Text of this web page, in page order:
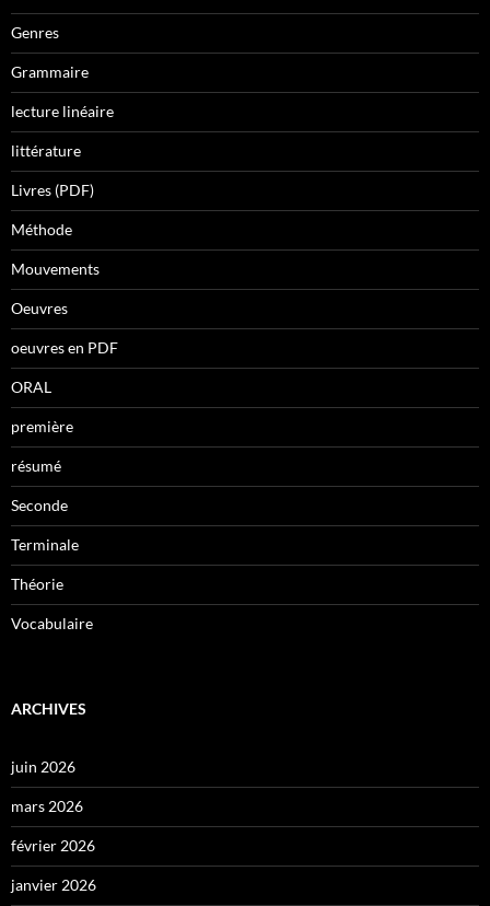
Genres
Grammaire
lecture linéaire
littérature
Livres (PDF)
Méthode
Mouvements
Oeuvres
oeuvres en PDF
ORAL
première
résumé
Seconde
Terminale
Théorie
Vocabulaire
ARCHIVES
juin 2026
mars 2026
février 2026
janvier 2026